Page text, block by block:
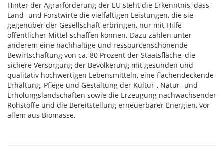
Hinter der Agrarförderung der EU steht die Erkenntnis, dass
Land- und Forstwirte die vielfältigen Leistungen, die sie
gegenüber der Gesellschaft erbringen, nur mit Hilfe
öffentlicher Mittel schaffen können. Dazu zählen unter
anderem eine nachhaltige und ressourcenschonende
Bewirtschaftung von ca. 80 Prozent der Staatsfläche, die
sichere Versorgung der Bevölkerung mit gesunden und
qualitativ hochwertigen Lebensmitteln, eine flächendeckende
Erhaltung, Pflege und Gestaltung der Kultur-, Natur- und
Erholungslandschaften sowie die Erzeugung nachwachsender
Rohstoffe und die Bereitstellung erneuerbarer Energien, vor
allem aus Biomasse.